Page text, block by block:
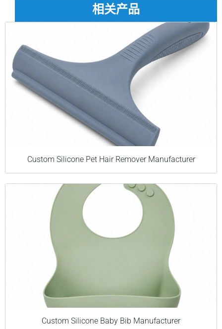
相关产品
Custom Silicone Pet Hair Remover Manufacturer
Custom Silicone Baby Bib Manufacturer